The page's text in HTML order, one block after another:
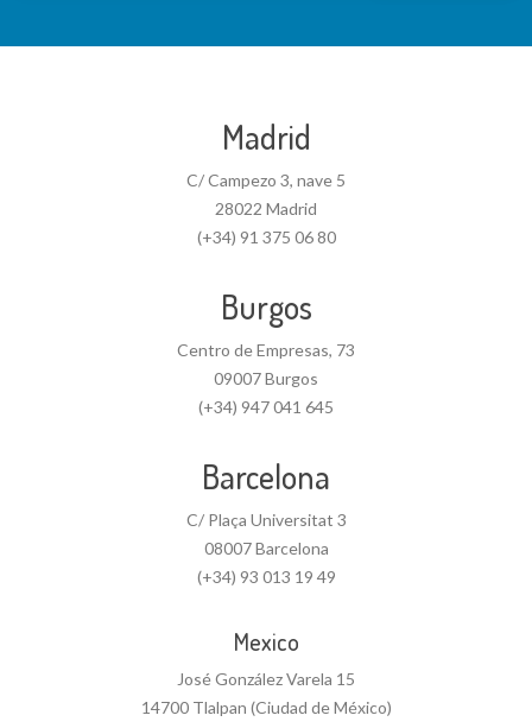
Madrid
C/ Campezo 3, nave 5
28022 Madrid
(+34) 91 375 06 80
Burgos
Centro de Empresas, 73
09007 Burgos
(+34) 947 041 645
Barcelona
C/ Plaça Universitat 3
08007 Barcelona
(+34) 93 013 19 49
Mexico
José González Varela 15
14700 Tlalpan (Ciudad de México)